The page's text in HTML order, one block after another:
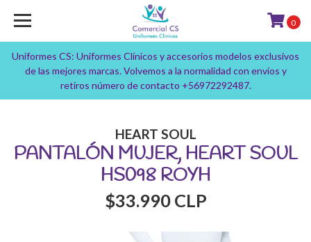
Uniformes CS: Uniformes Clínicos y accesorios modelos exclusivos
de las mejores marcas. Volvemos a la normalidad con envíos y
retiros número de contacto +56972292487.
0
HEART SOUL
PANTALÓN MUJER, HEART SOUL
HS098 ROYH
$33.990 CLP